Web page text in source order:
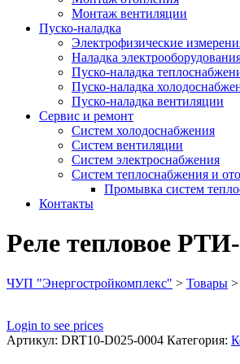
Монтаж вентиляции
Пуско-наладка
Электрофизические
Наладка
Пуско-наладка
Пуско-наладка
Пуско-наладка вентиляции
Сервис и ремонт
Систем холодоснабжения
Систем вентиляции
Систем электроснабжения
Систем теплоснабжения и
Промывка систем
Контакты
Реле тепловое
ЧУП "Энергостройкомплекс" > Товары >
Login to see prices
Артикул: DRT10-D025-0004 Категория: